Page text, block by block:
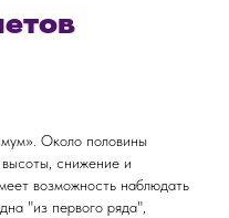
Около половины
снижение и
возможность наблюдать
"из первого ряда",